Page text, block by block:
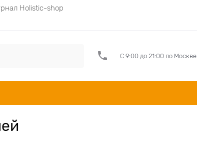
Holistic-shop
С 9:00 до 21:00 по Москве